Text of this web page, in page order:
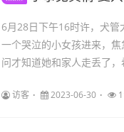
6月28日下午16时许，犬
一个哭泣的小女孩进来，
问才知道她和家人走丢了
访客 2023-06-30